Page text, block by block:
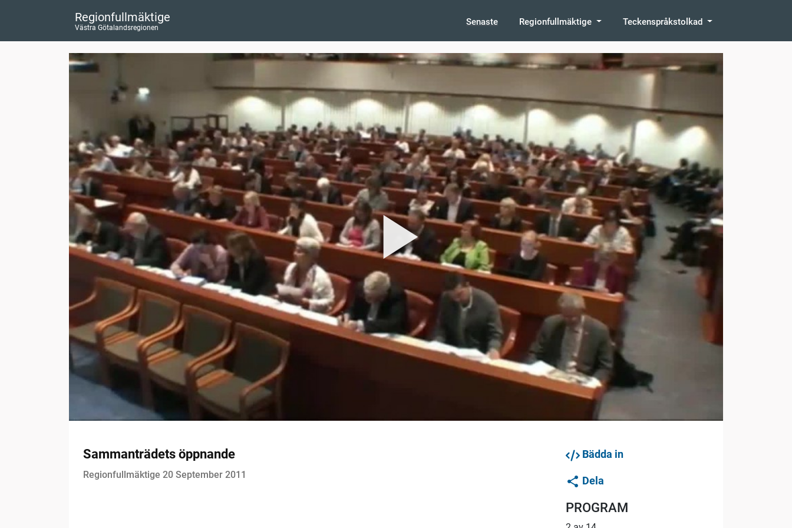
Regionfullmäktige
Västra Götalandsregionen
Senaste Regionfullmäktige Teckenspråkstolkad
Sammanträdets öppnande
Regionfullmäktige 20 September 2011
Bädda in
Dela
PROGRAM